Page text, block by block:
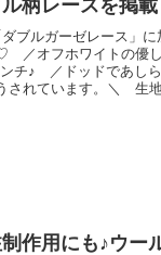
柄レースを掲
ブルガーゼレース」
オフホワイトの優
チ♪ ／ドッドであし
されています。＼ 生
作用にも♪ウー